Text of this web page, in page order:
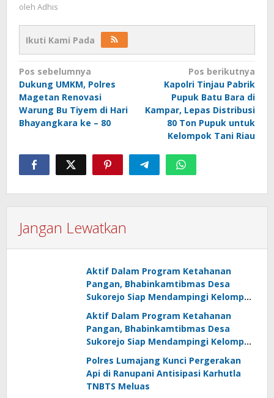
oleh Adhis
Ikuti Kami Pada
Navigasi
pos
Pos sebelumnya
Dukung UMKM, Polres
Magetan Renovasi
Warung Bu Tiyem di Hari
Bhayangkara ke – 80
Pos berikutnya
Kapolri Tinjau Pabrik
Pupuk Batu Bara di
Kampar, Lepas Distribusi
80 Ton Pupuk untuk
Kelompok Tani Riau
Jangan Lewatkan
Aktif Dalam Program Ketahanan
Pangan, Bhabinkamtibmas Desa
Sukorejo Siap Mendampingi Kelompok
Aktif Dalam Program Ketahanan
Pangan, Bhabinkamtibmas Desa
Sukorejo Siap Mendampingi Kelompok
Polres Lumajang Kunci Pergerakan
Api di Ranupani Antisipasi Karhutla
TNBTS Meluas